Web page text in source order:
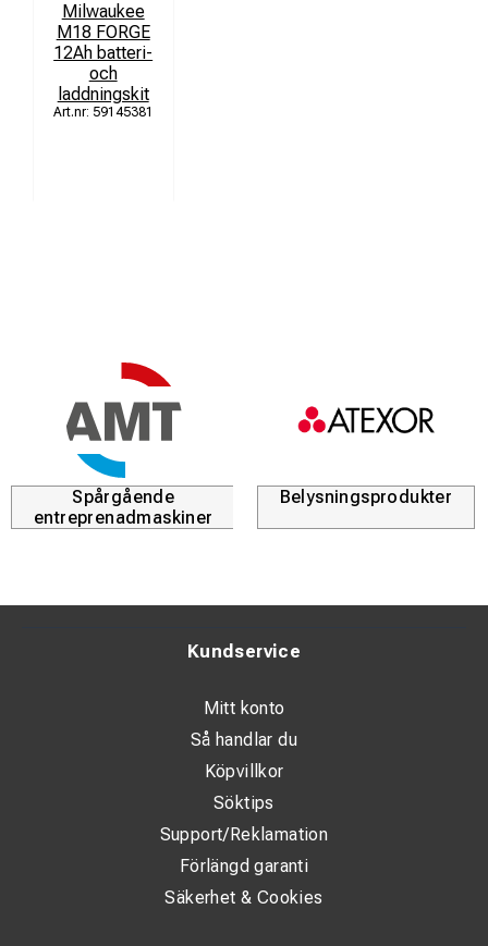
Milwaukee
M18 FORGE
12Ah batteri-
och
laddningskit
59145381
Spårgående
entreprenadmaskiner
Belysningsprodukter
Kundservice
Mitt konto
Så handlar du
Köpvillkor
Söktips
Support/Reklamation
Förlängd garanti
Säkerhet & Cookies